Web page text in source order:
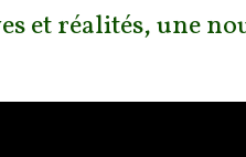
et réalités, une